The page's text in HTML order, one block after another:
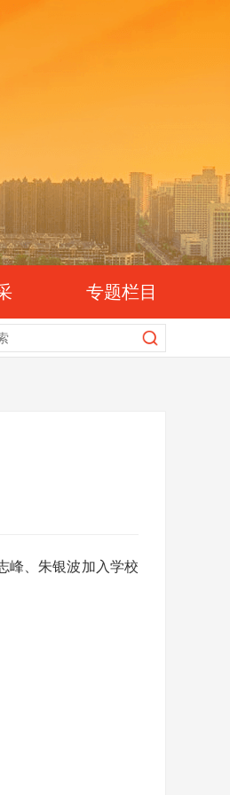
专题栏目
峰、朱银波加入学校